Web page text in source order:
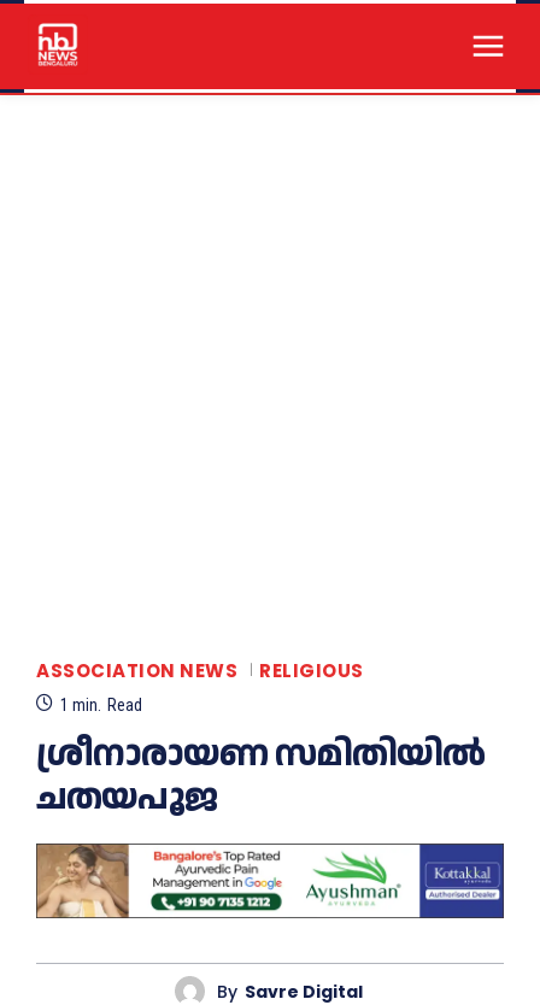
ASSOCIATION NEWS RELIGIOUS
1 min. Read
ശ്രീനാരായണ സമിതിയിൽ
ചതയപൂജ
By Savre Digital